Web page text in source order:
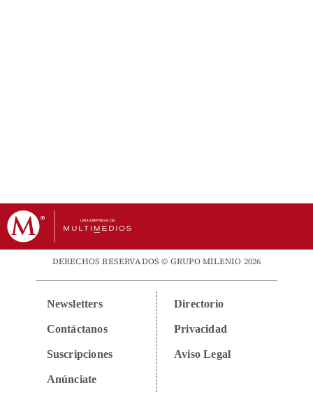
DERECHOS RESERVADOS © GRUPO MILENIO 2026
Newsletters
Contáctanos
Suscripciones
Anúnciate
Directorio
Privacidad
Aviso Legal